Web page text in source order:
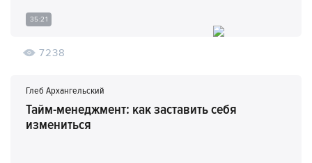
35:21
7238
Глеб Архангельский
Тайм-менеджмент: как заставить себя
измениться